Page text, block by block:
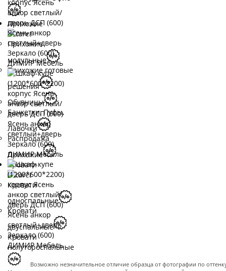
Прихожие
Прихожие
модульные
Прихожие готовые
решения
Обувницы
Банкетки, Пуфы,
Лавочки
Распродажа
Прихожие
Кровати
Кровати
односпальные
Кровати
двуспальные
Кровати
полутороспальные
Возможно незначительное отличие образца от фотографии по